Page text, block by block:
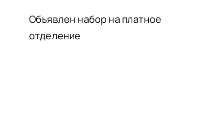
Объявлен набор на платное
отделение